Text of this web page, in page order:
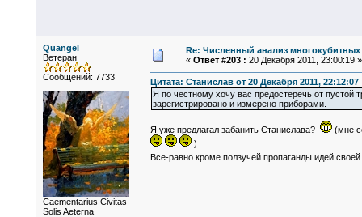
Quangel
Ветеран
Сообщений: 7733
Сaementarius Civitas
Solis Aeterna
Re: Численный анализ многокубитных
« Ответ #203 : 20 Декабря 2011, 23:00:19 »
Цитата: Станислав от 20 Декабря 2011, 22:12:07
Я по честному хочу вас предостеречь от
зарегистрировано и измерено приборами.
Я уже предлагал забанить Станислава?
(мне
)
Все-равно кроме ползучей пропаганды идей